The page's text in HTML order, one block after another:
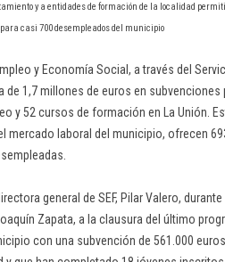
y a entidades de formación de la localidad
casi 700 desempleados del municipio
y Economía Social, a través del
de 1,7 millones de euros en
y 52 cursos de formación en La Unión.
mercado laboral del municipio, ofrecen
general de SEF, Pilar Valero,
Zapata, a la clausura del último
con una subvención de 561.000